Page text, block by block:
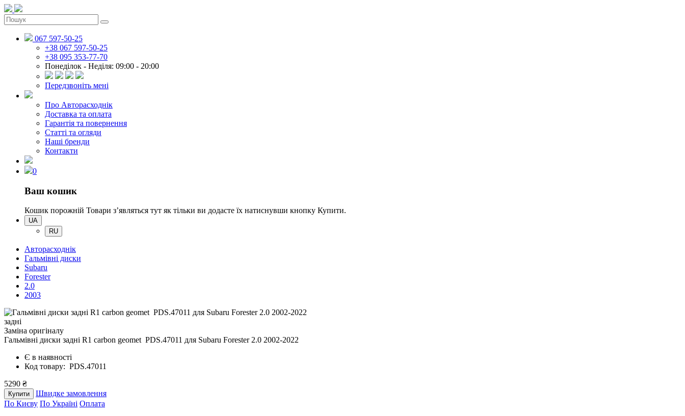
067 597-50-25
+38 067 597-50-25
+38 095 353-77-70
Понеділок - Неділя: 09:00 - 20:00
Передзвоніть мені
Про Авторасходнік
Доставка та оплата
Гарантія та повернення
Статті та огляди
Наші бренди
Контакти
0
Ваш кошик
Кошик порожній Товари зʼявляться тут як тільки ви додасте їх натиснувши кнопку Купити.
UA
RU
Авторасходнік
Гальмівні диски
Subaru
Forester
2.0
2003
задні
Заміна оригіналу
Гальмівні диски задні R1 carbon geomet PDS.47011 для Subaru Forester 2.0 2002-2022
Є в наявності
Код товару: PDS.47011
5290 ₴
Купити
Швидке замовлення
По Києву По Україні Оплата